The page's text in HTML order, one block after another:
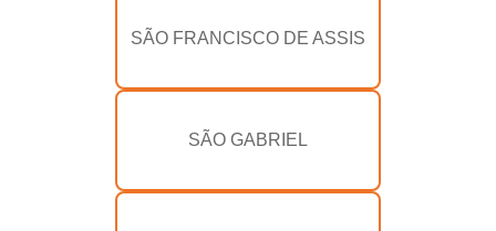
SÃO FRANCISCO DE ASSIS
SÃO GABRIEL